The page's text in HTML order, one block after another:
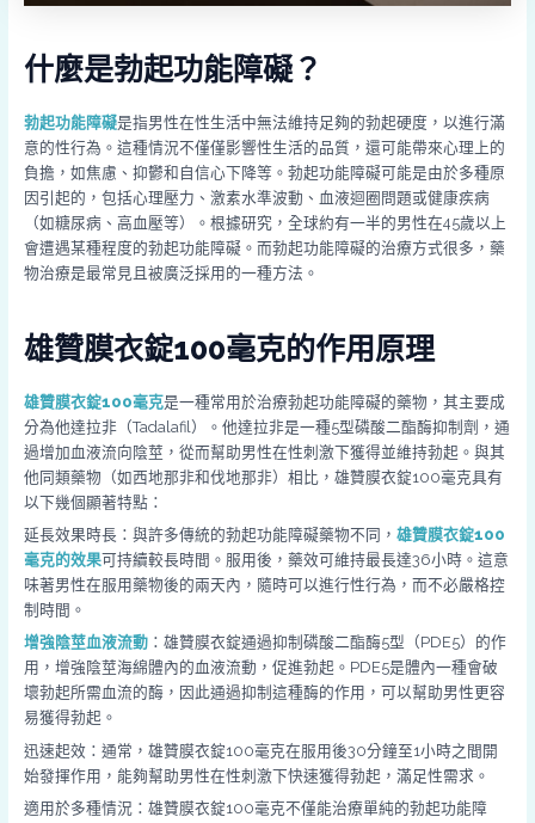
什麼是勃起功能障礙？
勃起功能障礙是指男性在性生活中無法維持足夠的勃起硬度，以進行滿
意的性行為。這種情況不僅僅影響性生活的品質，還可能帶來心理上的
負擔，如焦慮、抑鬱和自信心下降等。勃起功能障礙可能是由於多種原
因引起的，包括心理壓力、激素水準波動、血液迴圈問題或健康疾病
（如糖尿病、高血壓等）。根據研究，全球約有一半的男性在45歲以上
會遭遇某種程度的勃起功能障礙。而勃起功能障礙的治療方式很多，藥
物治療是最常見且被廣泛採用的一種方法。
雄贊膜衣錠100毫克的作用原理
雄贊膜衣錠100毫克是一種常用於治療勃起功能障礙的藥物，其主要成
分為他達拉非（Tadalafil）。他達拉非是一種5型磷酸二酯酶抑制劑，通
過增加血液流向陰莖，從而幫助男性在性刺激下獲得並維持勃起。與其
他同類藥物（如西地那非和伐地那非）相比，雄贊膜衣錠100毫克具有
以下幾個顯著特點：
延長效果時長：與許多傳統的勃起功能障礙藥物不同， 雄贊膜衣錠100
毫克的效果可持續較長時間。服用後，藥效可維持最長達36小時。這意
味著男性在服用藥物後的兩天內，隨時可以進行性行為，而不必嚴格控
制時間。
增強陰莖血液流動：雄贊膜衣錠通過抑制磷酸二酯酶5型（PDE5）的作
用，增強陰莖海綿體內的血液流動，促進勃起。PDE5是體內一種會破
壞勃起所需血流的酶，因此通過抑制這種酶的作用，可以幫助男性更容
易獲得勃起。
迅速起效：通常，雄贊膜衣錠100毫克在服用後30分鐘至1小時之間開
始發揮作用，能夠幫助男性在性刺激下快速獲得勃起，滿足性需求。
適用於多種情況：雄贊膜衣錠100毫克不僅能治療單純的勃起功能障